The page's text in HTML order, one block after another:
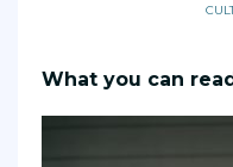
What you can